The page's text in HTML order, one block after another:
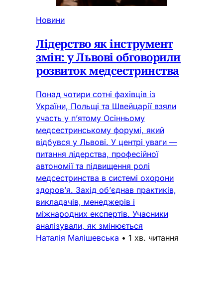
Новини
Лідерство як інструмент
змін: у Львові обговорили
розвиток медсестринства
Понад чотири сотні фахівців із
України, Польщі та Швейцарії взяли
участь у п’ятому Осінньому
медсестринському форумі, який
відбувся у Львові. У центрі уваги —
питання лідерства, професійної
автономії та підвищення ролі
медсестринства в системі охорони
здоров’я. Захід об’єднав практиків,
викладачів, менеджерів і
міжнародних експертів. Учасники
аналізували, як змінюється
Наталія Малішевська • 1 хв. читання